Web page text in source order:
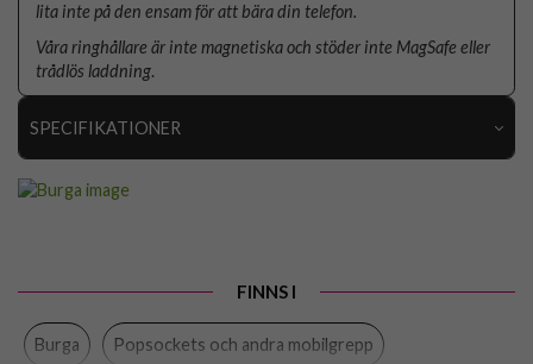
lita inte på den ensam för att bära din telefon.
Våra ringhållare är inte magnetiska och stöder inte MagSafe eller
trådlös laddning.
SPECIFIKATIONER
Tillverkarens art nr
FINNS I
Burga Popsockets och andra mobilgrepp